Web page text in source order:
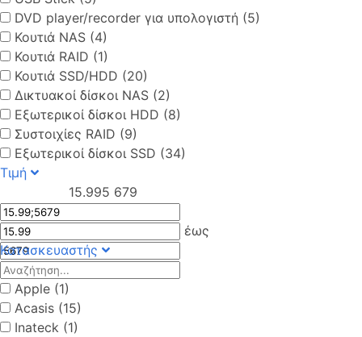
DVD player/recorder για υπολογιστή (5)
Κουτιά NAS (4)
Κουτιά RAID (1)
Κουτιά SSD/HDD (20)
Δικτυακοί δίσκοι NAS (2)
Εξωτερικοί δίσκοι HDD (8)
Συστοιχίες RAID (9)
Εξωτερικοί δίσκοι SSD (34)
Τιμή
15.995 679
έως
Κατασκευαστής
Apple (1)
Acasis (15)
Inateck (1)